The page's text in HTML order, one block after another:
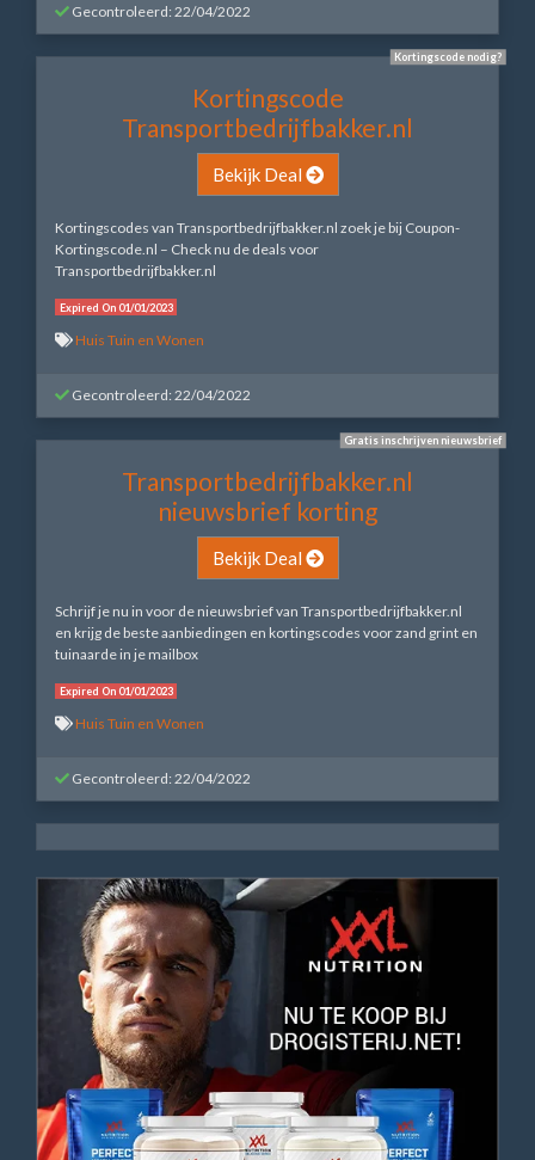
Gecontroleerd: 22/04/2022
Kortingscode nodig?
Kortingscode
Transportbedrijfbakker.nl
Bekijk Deal
Kortingscodes van Transportbedrijfbakker.nl zoek je bij Coupon-
Kortingscode.nl – Check nu de deals voor
Transportbedrijfbakker.nl
Expired On 01/01/2023
Huis Tuin en Wonen
Gecontroleerd: 22/04/2022
Gratis inschrijven nieuwsbrief
Transportbedrijfbakker.nl
nieuwsbrief korting
Bekijk Deal
Schrijf je nu in voor de nieuwsbrief van Transportbedrijfbakker.nl
en krijg de beste aanbiedingen en kortingscodes voor zand grint en
tuinaarde in je mailbox
Expired On 01/01/2023
Huis Tuin en Wonen
Gecontroleerd: 22/04/2022